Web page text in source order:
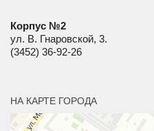
Корпус №2
ул. В. Гнаровской, 3.
(3452) 36-92-26
НА КАРТЕ ГОРОДА